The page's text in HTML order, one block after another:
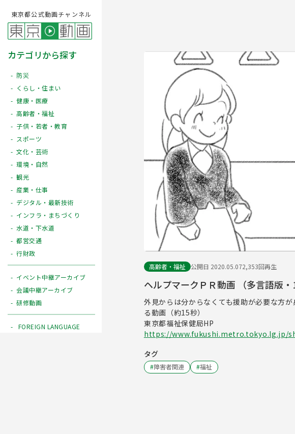
東京都公式動画チャンネル
カテゴリから探す
防災
くらし・住まい
健康・医療
高齢者・福祉
子供・若者・教育
スポーツ
文化・芸術
環境・自然
観光
産業・仕事
デジタル・最新技術
インフラ・まちづくり
水道・下水道
都営交通
行財政
イベント中継アーカイブ
会議中継アーカイブ
研修動画
FOREIGN LANGUAGE
高齢者・福祉 公開日 2020.05.072,353回再生
ヘルプマークＰＲ動画 （多言語版・
外見からは分からなくても援助が必要な方
る動画（約15秒）
東京都福祉保健局HP
https://www.fukushi.metro.tokyo.lg.jp/
タグ
#障害者関連 #福祉